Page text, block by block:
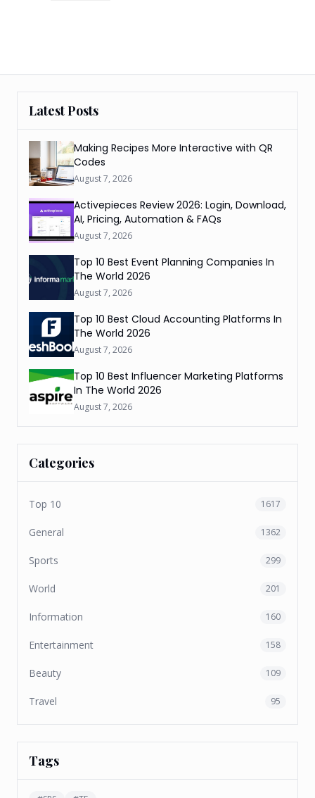
Latest Posts
Making Recipes More Interactive with QR
Codes
August 7, 2026
Activepieces Review 2026: Login, Download,
AI, Pricing, Automation & FAQs
August 7, 2026
Top 10 Best Event Planning Companies In
The World 2026
August 7, 2026
Top 10 Best Cloud Accounting Platforms In
The World 2026
August 7, 2026
Top 10 Best Influencer Marketing Platforms
In The World 2026
August 7, 2026
Categories
Top 10 1617
General 1362
Sports 299
World 201
Information 160
Entertainment 158
Beauty 109
Travel 95
Tags